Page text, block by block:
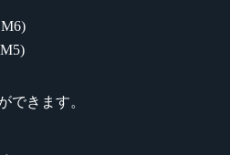
できます。